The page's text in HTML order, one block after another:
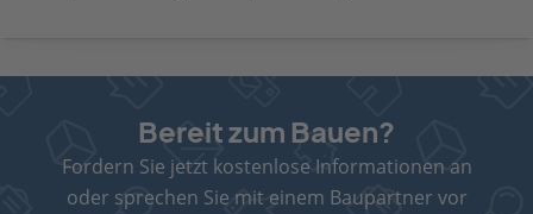
Bereit zum Bauen?
Fordern Sie jetzt kostenlose Informationen an
oder sprechen Sie mit einem Baupartner vor